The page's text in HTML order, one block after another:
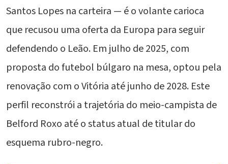
Santos Lopes na carteira — é o volante carioca
que recusou uma oferta da Europa para seguir
defendendo o Leão. Em julho de 2025, com
proposta do futebol búlgaro na mesa, optou pela
renovação com o Vitória até junho de 2028. Este
perfil reconstrói a trajetória do meio-campista de
Belford Roxo até o status atual de titular do
esquema rubro-negro.